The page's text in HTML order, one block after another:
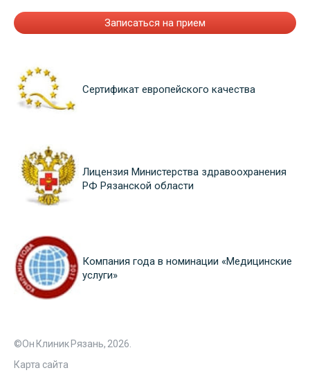
Записаться на прием
Сертификат европейского качества
Лицензия Министерства здравоохранения
РФ Рязанской области
Компания года в номинации «Медицинские
услуги»
©Он Клиник Рязань, 2026.
Карта сайта